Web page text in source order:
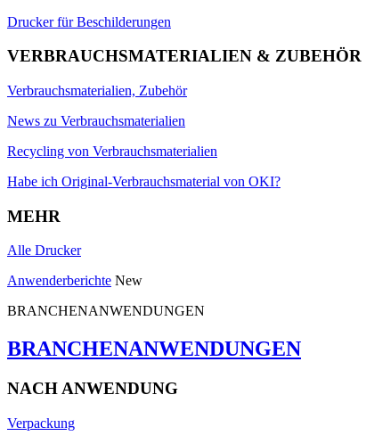
Drucker für Beschilderungen
VERBRAUCHSMATERIALIEN & ZUBEHÖR
Verbrauchsmaterialien, Zubehör
News zu Verbrauchsmaterialien
Recycling von Verbrauchsmaterialien
Habe ich Original-Verbrauchsmaterial von OKI?
MEHR
Alle Drucker
Anwenderberichte New
BRANCHENANWENDUNGEN
BRANCHENANWENDUNGEN
NACH ANWENDUNG
Verpackung